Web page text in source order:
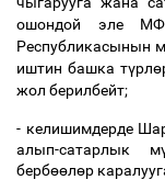
ошондой
эле
Республикасынын
иштин башка түрлө
жол берилбейт;
- келишимдерде
алып-сатарлык м
бербөөлөр